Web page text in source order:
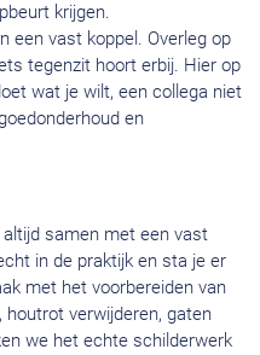
krijgen.
een vast koppel. Overleg op
tegenzit hoort erbij. Hier op
wat je wilt, een collega niet
en
samen met een vast
in de praktijk en sta je er
met het voorbereiden van
verwijderen, gaten
we het echte schilderwerk